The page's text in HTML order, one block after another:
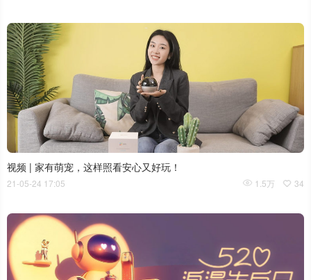
视频 | 家有萌宠，这样照看安心又好玩！
1.5万 34
21-05-24 17:05